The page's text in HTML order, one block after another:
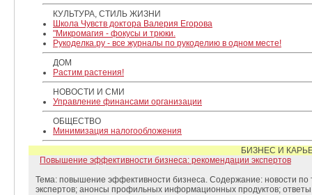
КУЛЬТУРА, СТИЛЬ ЖИЗНИ
Школа Чувств доктора Валерия Егорова
"Микромагия - фокусы и трюки.
Рукоделка.ру - все журналы по рукоделию в одном месте!
ДОМ
Растим растения!
НОВОСТИ И СМИ
Управление финансами организации
ОБЩЕСТВО
Минимизация налогообложения
БИЗНЕС И
Повышение эффективности бизнеса: рекомендации экспертов
Тема: повышение эффективности бизнеса. Содержание: новости
экспертов; анонсы профильных информационных продуктов;